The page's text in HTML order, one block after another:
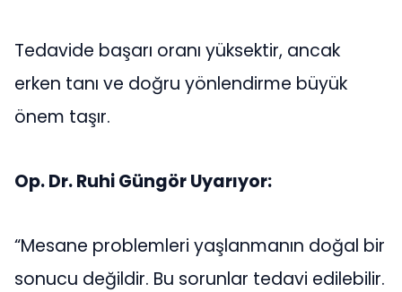
Tedavide başarı oranı yüksektir, ancak
erken tanı ve doğru yönlendirme büyük
önem taşır.
Op. Dr. Ruhi Güngör Uyarıyor:
“Mesane problemleri yaşlanmanın doğal bir
sonucu değildir. Bu sorunlar tedavi edilebilir.